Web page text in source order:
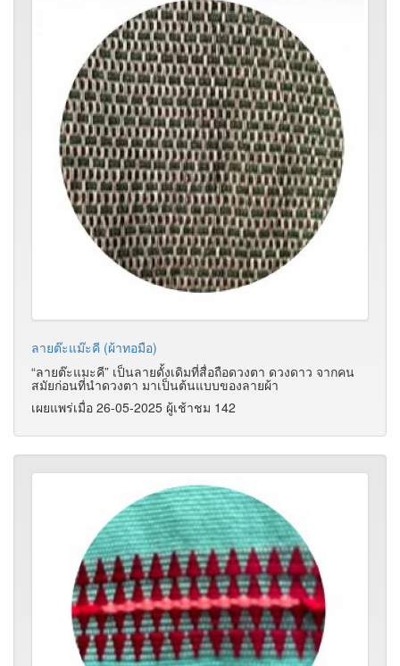
ลายต๊ะแม๊ะคี (ผ้าทอมือ)
“ลายต๊ะแมะคี” เป็นลายดั้งเดิมที่สื่อถือดวงตา ดวงดาว จากคน
สมัยก่อนที่นำดวงตา มาเป็นต้นแบบของลายผ้า
เผยแพร่เมื่อ 26-05-2025 ผู้เช้าชม 142